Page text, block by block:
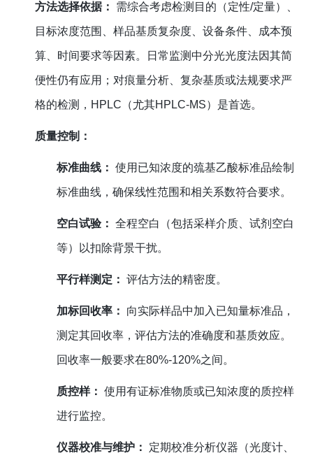
方法选择依据： 需综合考虑检测目的（定性/定量）、
目标浓度范围、样品基质复杂度、设备条件、成本预
算、时间要求等因素。日常监测中分光光度法因其简
便性仍有应用；对痕量分析、复杂基质或法规要求严
格的检测，HPLC（尤其HPLC-MS）是首选。
质量控制：
标准曲线： 使用已知浓度的巯基乙酸标准品绘制
标准曲线，确保线性范围和相关系数符合要求。
空白试验： 全程空白（包括采样介质、试剂空白
等）以扣除背景干扰。
平行样测定： 评估方法的精密度。
加标回收率： 向实际样品中加入已知量标准品，
测定其回收率，评估方法的准确度和基质效应。
回收率一般要求在80%-120%之间。
质控样： 使用有证标准物质或已知浓度的质控样
进行监控。
仪器校准与维护： 定期校准分析仪器（光度计、